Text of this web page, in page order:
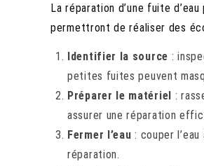
La réparation d’une fuite
permettront de réaliser des
Identifier la source :
petites fuites peuvent
Préparer le matériel :
assurer une réparation
Fermer l’eau : couper
réparation.